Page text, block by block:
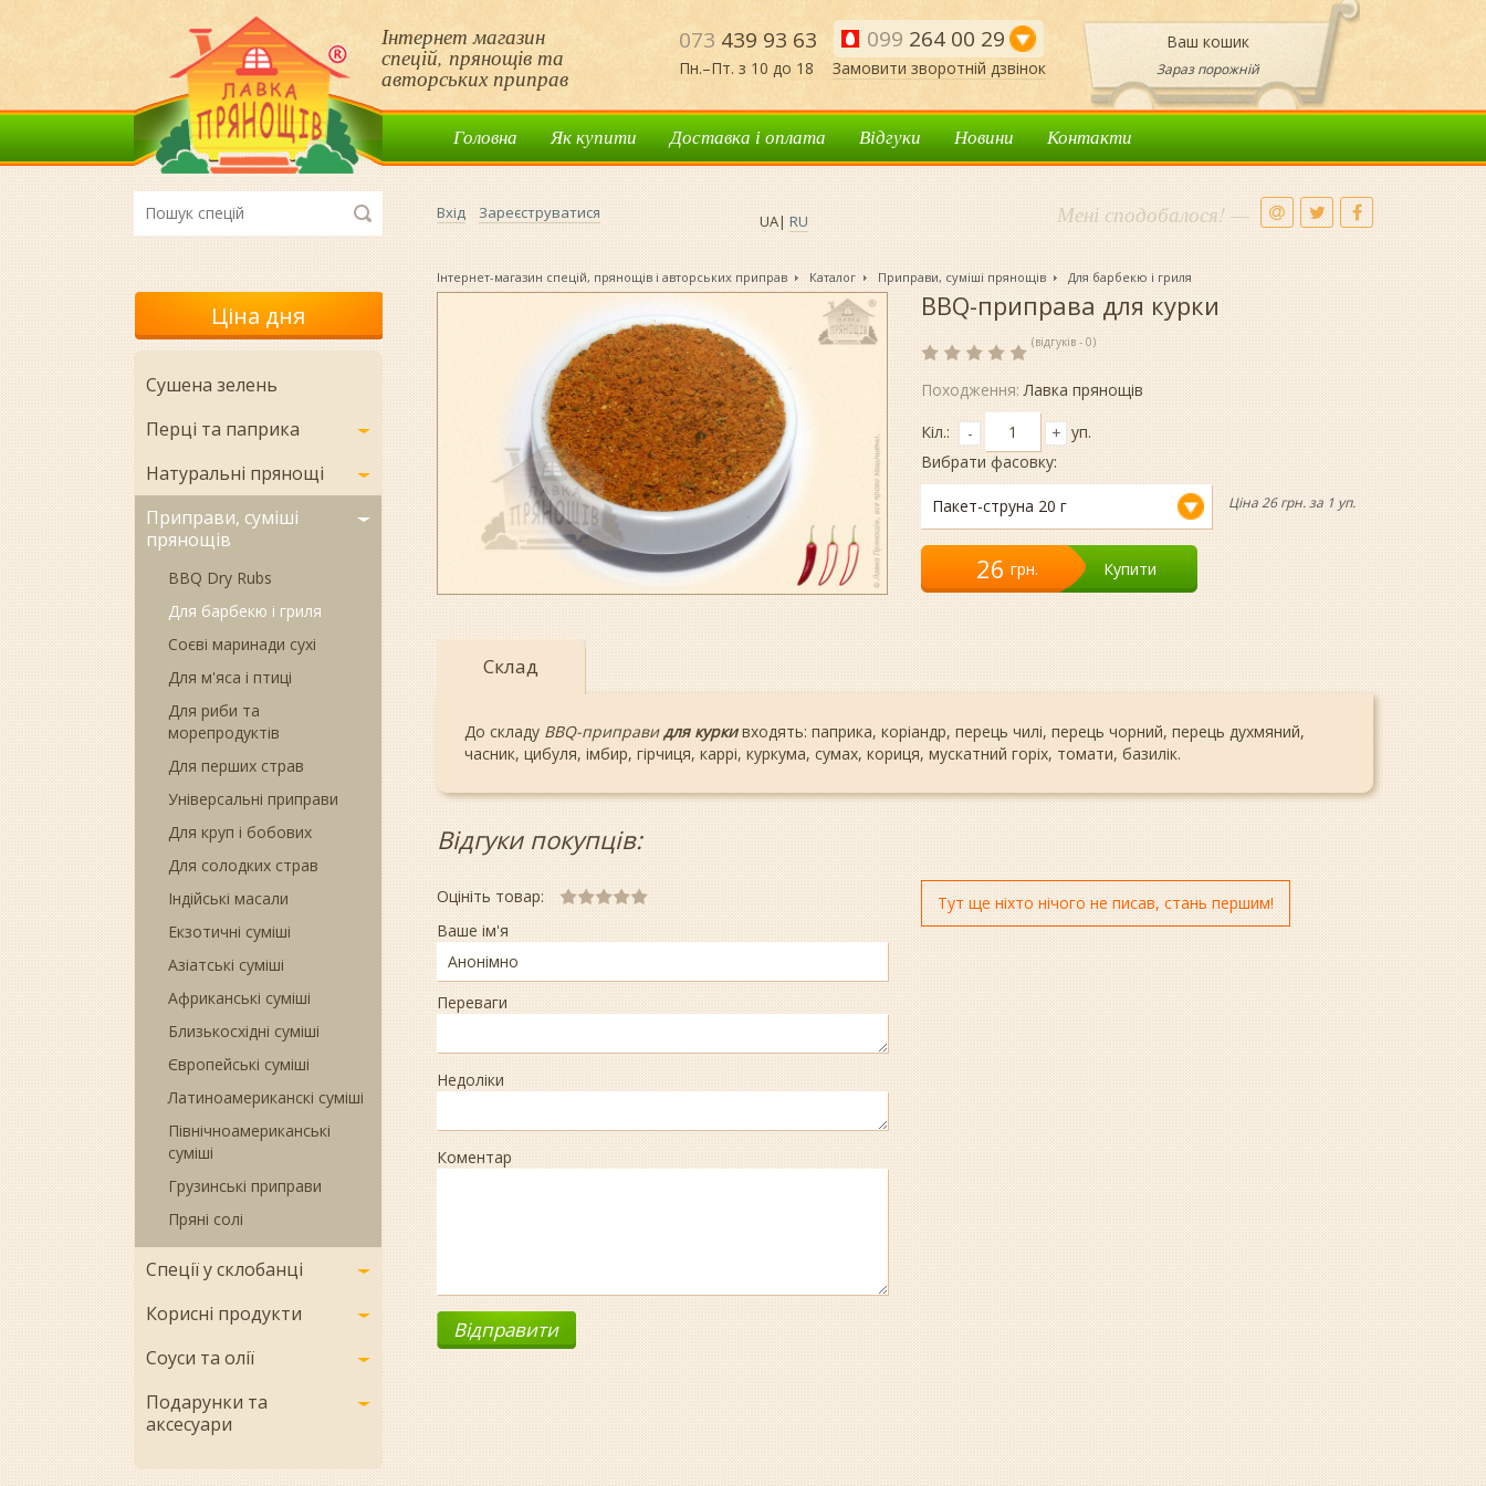
Інтернет магазин
спецій, прянощів та
авторських приправ
073 439 93 63 099 264 00 29
Пн.–Пт. з 10 до 18 Замовити зворотній дзвінок
Ваш кошик
Зараз порожній
Головна Як купити Доставка і оплата Відгуки Новини Контакти
Вхід Зареєструватися UA| RU Мені сподобалося! —
Інтернет-магазин спецій, прянощів і авторських приправ Каталог Приправи, суміші прянощів Для барбекю і гриля
Ціна дня
Сушена зелень
Перці та паприка
Натуральні прянощі
Приправи, суміші
прянощів
BBQ Dry Rubs
Для барбекю і гриля
Соєві маринади сухі
Для м'яса і птиці
Для риби та
морепродуктів
Для перших страв
Універсальні приправи
Для круп і бобових
Для солодких страв
Індійські масали
Екзотичні суміші
Азіатські суміші
Африканські суміші
Близькосхідні суміші
Європейські суміші
Латиноамериканскі суміші
Північноамериканські
суміші
Грузинські приправи
Пряні солі
Спеції у склобанці
Корисні продукти
Соуси та олії
Подарунки та
аксесуари
BBQ-приправа для курки
(відгуків - 0)
Походження:Лавка прянощів
Кіл.:
- + уп.
Вибрати фасовку:
Пакет-струна 20 г Ціна 26 грн. за 1 уп.
26 грн. Купити
Склад
До складу BBQ-приправидля куркивходять: паприка, коріандр, перець чилі, перець чорний, перець духмяний,
часник, цибуля, імбир, гірчиця, каррі, куркума, сумах, кориця, мускатний горіх, томати, базилік.
Відгуки покупців:
Оцініть товар:
Ваше ім'я
Переваги
Недоліки
Коментар
Тут ще ніхто нічого не писав, стань першим!